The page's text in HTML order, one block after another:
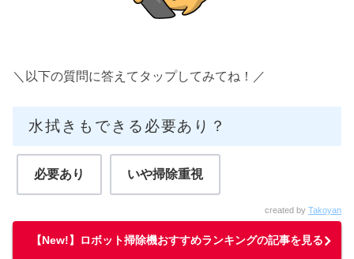
＼以下の質問に答えてタップしてみてね！／
水拭きもできる必要あり？
必要あり いや掃除重視
created by Takoyan
【New!】ロボット掃除機おすすめランキングの記事を見る